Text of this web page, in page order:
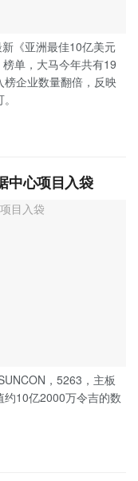
《亚洲最佳10亿美元
单，大马今年共有19
企业数量翻倍，反映
中心项目入袋
，5263，主板
10亿2000万令吉的数